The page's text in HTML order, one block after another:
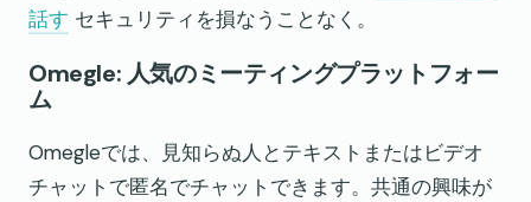
話す セキュリティを損なうことなく。
Omegle: 人気のミーティングプラットフォー
ム
Omegleでは、見知らぬ人とテキストまたはビデオ
チャットで匿名でチャットできます。共通の興味が